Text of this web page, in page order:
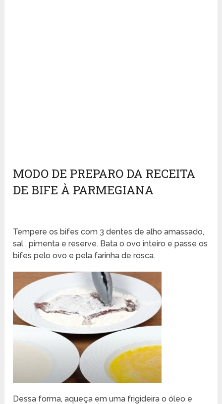
MODO DE PREPARO DA RECEITA
DE BIFE À PARMEGIANA
Tempere os bifes com 3 dentes de alho amassado,
sal , pimenta e reserve. Bata o ovo inteiro epasse os
bifes pelo ovo e pela farinha de rosca.
Dessa forma, aqueça em uma frigideira o óleo e